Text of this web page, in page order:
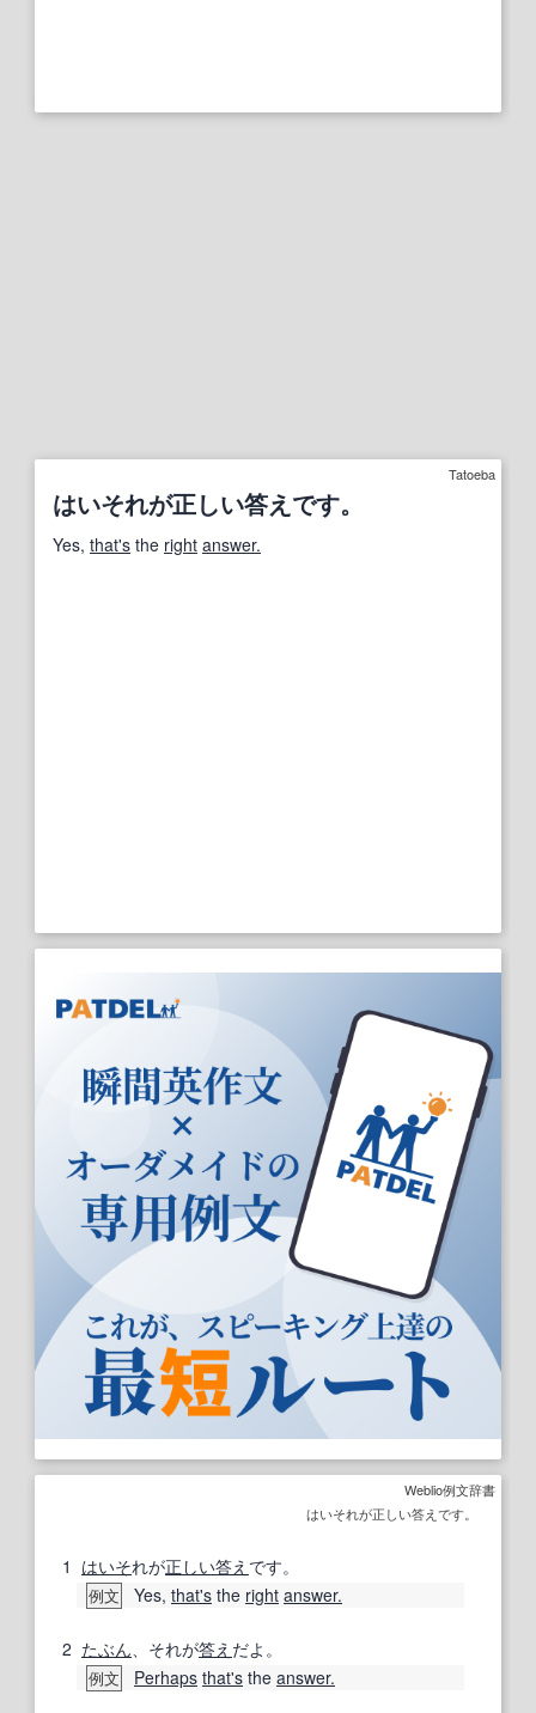
Tatoeba
はいそれが正しい答えです。
Yes, that's the right answer.
Weblio例文辞書
はいそれが正しい答えです。
1 はいそれが正しい答え です。
例文 Yes, that's the right answer.
2 たぶん 、それが答え だよ。
例文 Perhaps that's the answer.